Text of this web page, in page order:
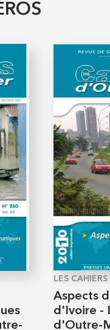
LES
Aspects
d'Ivoire -
d'Outre-